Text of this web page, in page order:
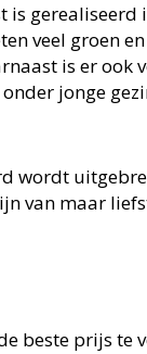
is gerealiseerd
veel groen
is er ook
jonge
van maar
beste prijs te